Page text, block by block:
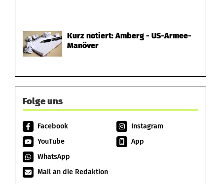
Kurz notiert: Amberg - US-Armee-
Manöver
Folge uns
Facebook
Instagram
YouTube
App
WhatsApp
Mail an die Redaktion